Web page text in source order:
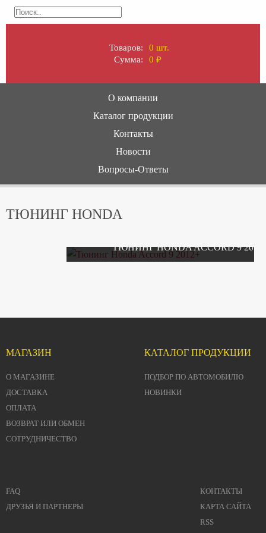
Товаров:
0 шт.
Сумма:
0 ₽
О компании
Каталог продукции
Контакты
Новости
Вопросы-Ответы
ТЮНИНГ HONDA
ТЮНИНГ HONDA ACCORD 9
МАГАЗИН
О МАГАЗИНЕ
ДОСТАВКА
ОПЛАТА
ВОЗВРАТ ИЛИ ОБМЕН
СОТРУДНИЧЕСТВО
КАТАЛОГ ПРОДУКЦИИ
ПОДБОР ПО АВТОМОБИЛЮ
НОВИНКИ
FAQ
ДРУЗЬЯ И ПАРТНЕРЫ
КОНТАКТЫ
КАРТА САЙТА
RSS